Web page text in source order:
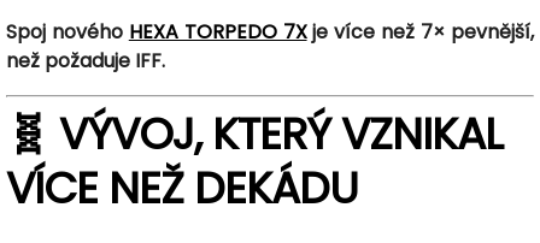
Spoj nového HEXA TORPEDO 7Xje více než 7× pevnější,
než požaduje IFF.
🧬 VÝVOJ, KTERÝ VZNIKAL
VÍCE NEŽ DEKÁDU